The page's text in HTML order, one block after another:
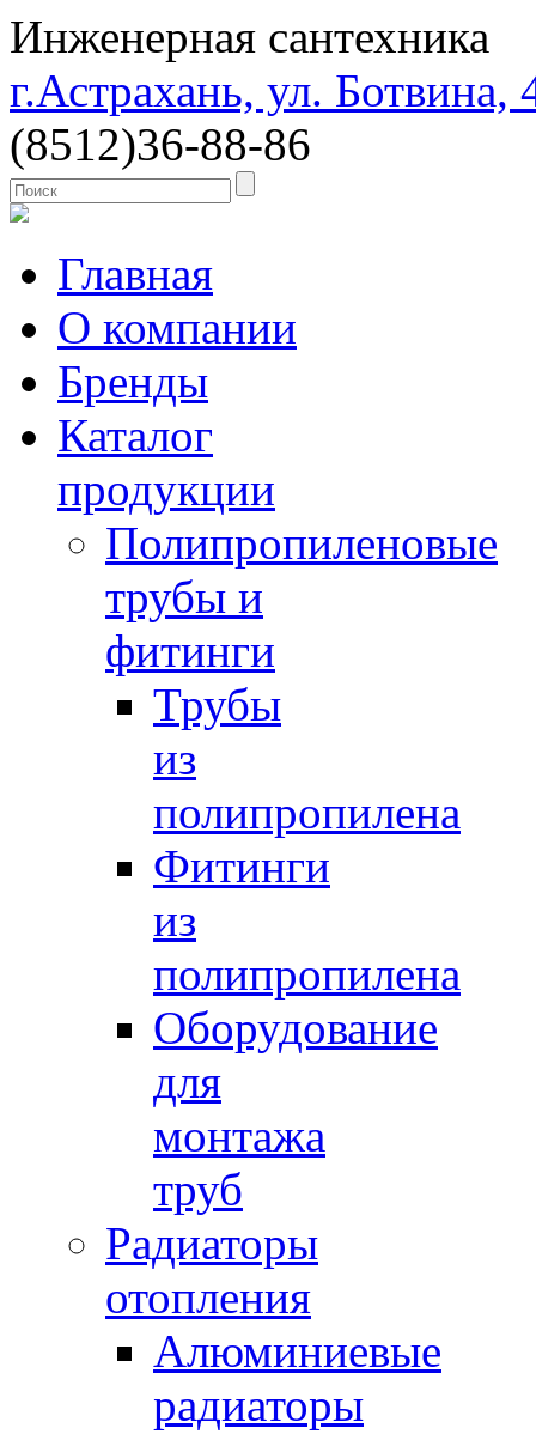
Инженерная сантехника
г.Астрахань, ул. Ботвина,
(8512)36-88-86
Главная
О компании
Бренды
Каталог
продукции
Полипропиленовые
трубы и
фитинги
Трубы
из
полипропилена
Фитинги
из
полипропилена
Оборудование
для
монтажа
труб
Радиаторы
отопления
Алюминиевые
радиаторы